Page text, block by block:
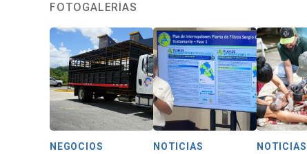
FOTOGALERÍAS
NEGOCIOS NOTICIAS NOTICIAS